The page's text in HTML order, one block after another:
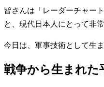
皆さんは「レーダーチャー
と、現代日本人にとって非
今日は、軍事技術として生
戦争から生まれた